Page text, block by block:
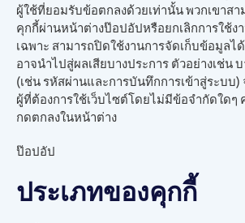
ผู้ใช้ที่ยอมรับข้อตกลงด้วยเท่านั้น พวกเขาส
คุกกี้ผ่านหน้าต่างป๊อปอัปหรือยกเลิกการใช้ง
เฉพาะ สามารถปิดใช้งานการจัดเก็บข้อมูลไ
อาจนำไปสู่ผลเสียบางประการ ตัวอย่างเช่น
(เช่น รหัสผ่านและการบันทึกการเข้าสู่ระบบ)
ผู้ที่ต้องการใช้เว็บไซต์โดยไม่มีข้อจำกัดใดๆ
กดตกลงในหน้าต่าง
ป๊อปอัป
ประเภทของคุกกี้